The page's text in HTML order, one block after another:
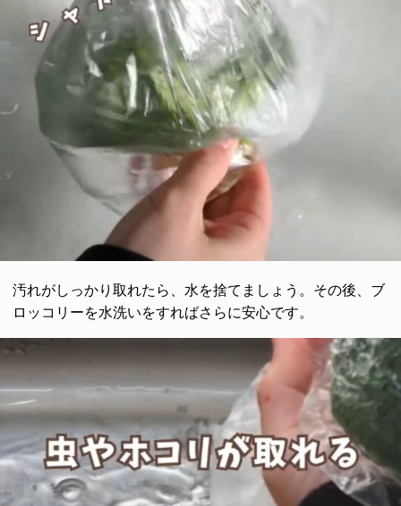
汚れがしっかり取れたら、水を捨てましょう。その後、ブ
ロッコリーを水洗いをすればさらに安心です。